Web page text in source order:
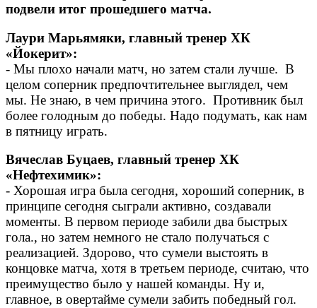
подвели итог прошедшего матча.
Лаури Марьямяки, главный тренер ХК
«Йокерит»:
- Мы плохо начали матч, но затем стали лучше. В
целом соперник предпочтительнее выглядел, чем
мы. Не знаю, в чем причина этого. Противник был
более голодным до победы. Надо подумать, как нам
в пятницу играть.
Вячеслав Буцаев, главный тренер ХК
«Нефтехимик»:
- Хорошая игра была сегодня, хороший соперник, в
принципе сегодня сыграли активно, создавали
моменты. В первом периоде забили два быстрых
гола., но затем немного не стало получаться с
реализацией. Здорово, что сумели выстоять в
концовке матча, хотя в третьем периоде, считаю, что
преимущество было у нашей команды. Ну и,
главное, в овертайме сумели забить победный гол.